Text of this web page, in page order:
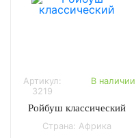
Артикул:
3219
В наличии
Ройбуш классический
Страна: Африка